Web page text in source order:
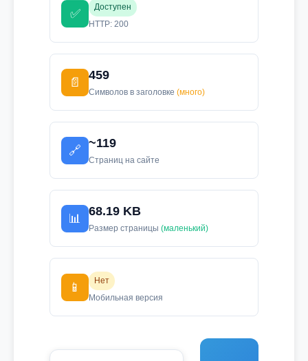
✅
Доступен
HTTP: 200
📄
459
Символов в заголовке (много)
🔗
~119
Страниц на сайте
📊
68.19 KB
Размер страницы (маленький)
📱
Нет
Мобильная версия